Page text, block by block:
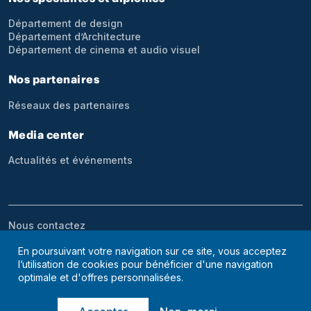
Département de design
Département d’Architecture
Département de cinema et audio visuel
Nos partenaires
Réseaux des partenaires
Media center
Actualités et événements
Menu bottom footer
Nous contactez
En poursuivant votre navigation sur ce site, vous acceptez
l’utilisation de cookies pour bénéficier d'une navigation
optimale et d'offres personnalisées.